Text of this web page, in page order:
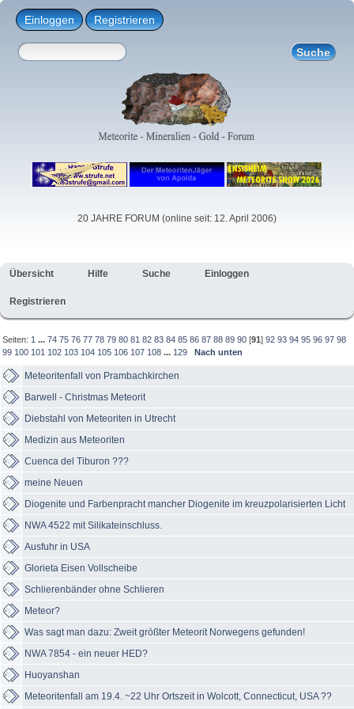
Einloggen Registrieren
20 JAHRE FORUM (online seit: 12. April 2006)
Übersicht Hilfe Suche Einloggen
Registrieren
Seiten: 1 ...74 75 76 77 78 79 80 81 82 83 84 85 86 87 88 89 90 [91]92 93 94 95 96 97 98
99 100 101 102 103 104 105 106 107 108 ... 129 Nach unten
Meteoritenfall von Prambachkirchen
Barwell - Christmas Meteorit
Diebstahl von Meteoriten in Utrecht
Medizin aus Meteoriten
Cuenca del Tiburon ???
meine Neuen
Diogenite und Farbenpracht mancher Diogenite im kreuzpolarisierten Licht
NWA 4522 mit Silikateinschluss.
Ausfuhr in USA
Glorieta Eisen Vollscheibe
Schlierenbänder ohne Schlieren
Meteor?
Was sagt man dazu: Zweit größter Meteorit Norwegens gefunden!
NWA 7854 - ein neuer HED?
Huoyanshan
Meteoritenfall am 19.4. ~22 Uhr Ortszeit in Wolcott, Connecticut, USA ??